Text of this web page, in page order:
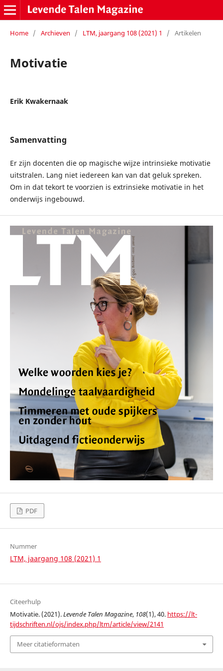
Home / Archieven / LTM, jaargang 108 (2021) 1 / Artikelen
Motivatie
Erik Kwakernaak
Samenvatting
Er zijn docenten die op magische wijze intrinsieke motivatie
uitstralen. Lang niet iedereen kan van dat geluk spreken.
Om in dat tekort te voorzien is extrinsieke motivatie in het
onderwijs ingebouwd.
PDF
Nummer
LTM, jaargang 108 (2021) 1
Citeerhulp
Motivatie. (2021).Levende Talen Magazine, 108(1), 40. https://lt-
tijdschriften.nl/ojs/index.php/ltm/article/view/2141
Meer citatieformaten